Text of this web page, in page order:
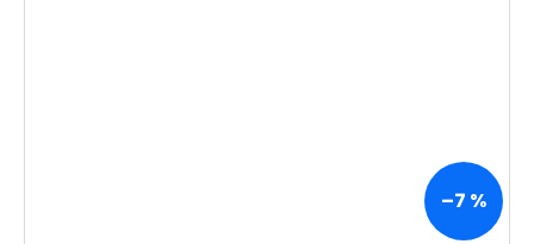
–7 %